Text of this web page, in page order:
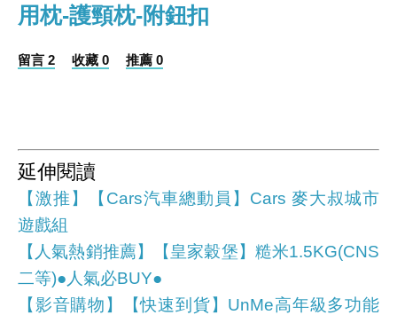
用枕-護頸枕-附鈕扣
留言 2 收藏 0 推薦 0
延伸閱讀
【激推】【Cars汽車總動員】Cars 麥大叔城市
遊戲組
【人氣熱銷推薦】【皇家穀堡】糙米1.5KG(CNS
二等)●人氣必BUY●
【影音購物】【快速到貨】UnMe高年級多功能